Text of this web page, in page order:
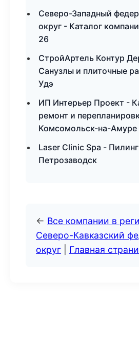
Северо-Западный
округ - Каталог
26
СтройАртель Контур
Санузлы и плиточные
Удэ
ИП Интерьер Проект -
ремонт и
Комсомольск-на-Амуре
Laser Clinic Spa -
Петрозаводск
← Все компании в
Северо-Кавказский
округ
Главная